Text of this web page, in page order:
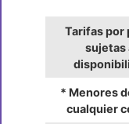
Tarifas por
sujetas
* Menores
cualquier